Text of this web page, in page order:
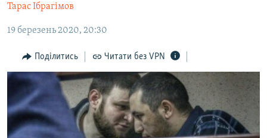
Перейти
до
ПОГЛЯД
ІНТЕРВ'Ю
ВСЕ ЗА ДЕНЬ
СПЕЦПРОЕКТИ
ДЕПОРТАЦІЯ
ВІДЕОУРОКИ «ELIFBE»
ЯК ОБІЙТИ БЛОКУВАННЯ
Русский
Тарас Ібрагімов
19 березень 2020, 20:30
Поділитись Читати без VPN